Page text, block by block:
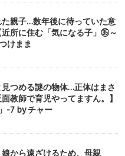
親子…数年後に待っていた意
所に住む「気になる子」㉟～
けまま
つめる謎の物体…正体はまさ
教師で育児やってますん。】
-7 by チャー
から遠ざけるため、母親